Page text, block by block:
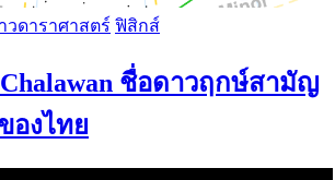
วดาราศาสตร์ ฟิสิกส์
ชื่อดาวฤกษ์สามัญ
องไทย